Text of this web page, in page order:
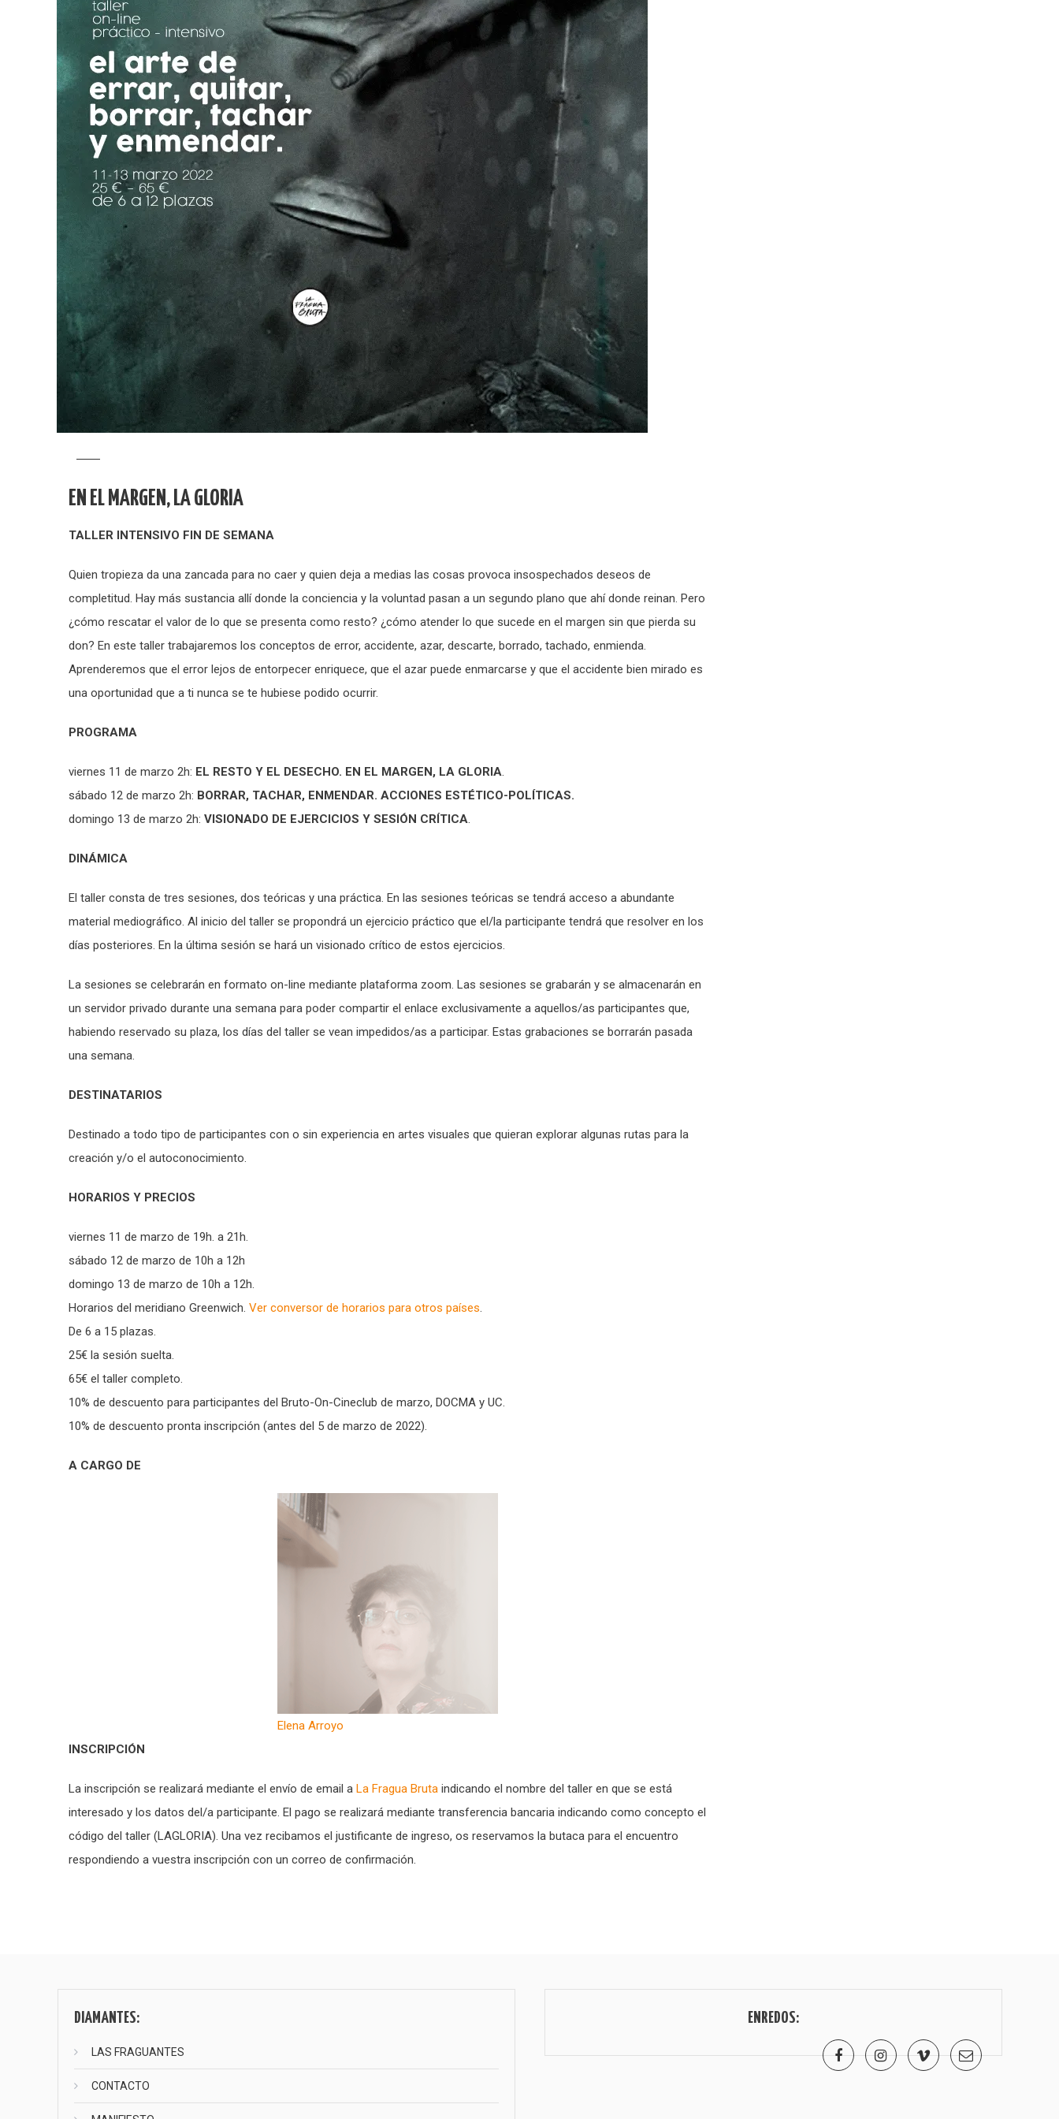
EN EL MARGEN, LA GLORIA
TALLER INTENSIVO FIN DE SEMANA
Quien tropieza da una zancada para no caer y quien deja a medias las cosas provoca insospechados deseos de
completitud. Hay más sustancia allí donde la conciencia y la voluntad pasan a un segundo plano que ahí donde reinan. Pero
¿cómo rescatar el valor de lo que se presenta como resto? ¿cómo atender lo que sucede en el margen sin que pierda su
don? En este taller trabajaremos los conceptos de error, accidente, azar, descarte, borrado, tachado, enmienda.
Aprenderemos que el error lejos de entorpecer enriquece, que el azar puede enmarcarse y que el accidente bien mirado es
una oportunidad que a ti nunca se te hubiese podido ocurrir.
PROGRAMA
viernes 11 de marzo 2h: EL RESTO Y EL DESECHO. EN EL MARGEN, LA GLORIA.
sábado 12 de marzo 2h: BORRAR, TACHAR, ENMENDAR. ACCIONES ESTÉTICO-POLÍTICAS.
domingo 13 de marzo 2h: VISIONADO DE EJERCICIOS Y SESIÓN CRÍTICA.
DINÁMICA
El taller consta de tres sesiones, dos teóricas y una práctica. En las sesiones teóricas se tendrá acceso a abundante
material mediográfico. Al inicio del taller se propondrá un ejercicio práctico que el/la participante tendrá que resolver en los
días posteriores. En la última sesión se hará un visionado crítico de estos ejercicios.
La sesiones se celebrarán en formato on-line mediante plataforma zoom. Las sesiones se grabarán y se almacenarán en
un servidor privado durante una semana para poder compartir el enlace exclusivamente a aquellos/as participantes que,
habiendo reservado su plaza, los días del taller se vean impedidos/as a participar. Estas grabaciones se borrarán pasada
una semana.
DESTINATARIOS
Destinado a todo tipo de participantes con o sin experiencia en artes visuales que quieran explorar algunas rutas para la
creación y/o el autoconocimiento.
HORARIOS Y PRECIOS
viernes 11 de marzo de 19h. a 21h.
sábado 12 de marzo de 10h a 12h
domingo 13 de marzo de 10h a 12h.
Horarios del meridiano Greenwich. Ver conversor de horarios para otros países.
De 6 a 15 plazas.
25€ la sesión suelta.
65€ el taller completo.
10% de descuento para participantes del Bruto-On-Cineclub de marzo, DOCMA y UC.
10% de descuento pronta inscripción (antes del 5 de marzo de 2022).
A CARGO DE
Elena Arroyo
INSCRIPCIÓN
La inscripción se realizará mediante el envío de email a La Fragua Bruta indicando el nombre del taller en que se está
interesado y los datos del/a participante. El pago se realizará mediante transferencia bancaria indicando como concepto el
código del taller (LAGLORIA). Una vez recibamos el justificante de ingreso, os reservamos la butaca para el encuentro
respondiendo a vuestra inscripción con un correo de confirmación.
entradas
DIAMANTES:
LAS FRAGUANTES
CONTACTO
ENREDOS: